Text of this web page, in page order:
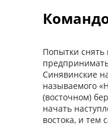
Попытки снять
Синявинские
называемого
(восточном)
начать
востока, и тем